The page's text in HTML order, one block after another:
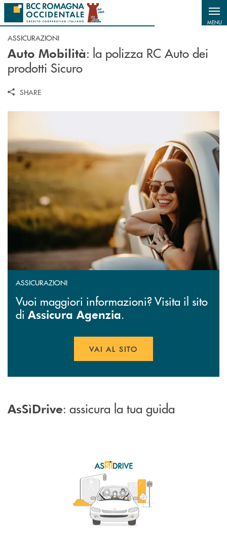
Salta al contenuto principale
MENU
ASSICURAZIONI
Auto Mobilità: la polizza RC Auto dei
prodotti Sicuro
SHARE
ASSICURAZIONI
Vuoi maggiori informazioni? Visita il sito
di Assicura Agenzia.
VAI AL SITO
AsSìDrive: assicura la tua guida